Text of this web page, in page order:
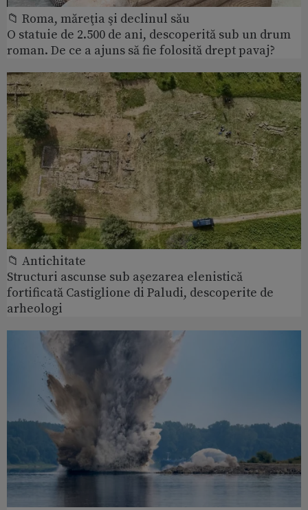
📁 Roma, măreţia şi declinul său
O statuie de 2.500 de ani, descoperită sub un drum
roman. De ce a ajuns să fie folosită drept pavaj?
📁 Antichitate
Structuri ascunse sub așezarea elenistică
fortificată Castiglione di Paludi, descoperite de
arheologi